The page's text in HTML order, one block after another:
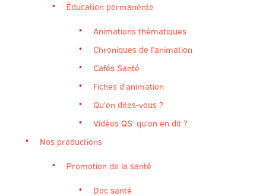
Éducation permanente
Animations thématiques
Chroniques de l’animation
Cafés Santé
Fiches d’animation
Qu’en dites-vous ?
Vidéos QS’ qu’on en dit ?
Nos productions
Promotion de la santé
Doc santé